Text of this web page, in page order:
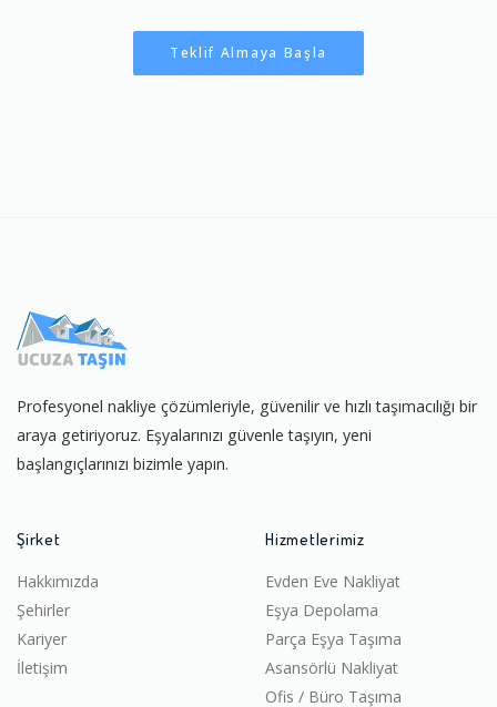
Teklif Almaya Başla
Profesyonel nakliye çözümleriyle, güvenilir ve hızlı taşımacılığı bir
araya getiriyoruz. Eşyalarınızı güvenle taşıyın, yeni
başlangıçlarınızı bizimle yapın.
Şirket
Hakkımızda
Şehirler
Kariyer
İletişim
Hizmetlerimiz
Evden Eve Nakliyat
Eşya Depolama
Parça Eşya Taşıma
Asansörlü Nakliyat
Ofis / Büro Taşıma